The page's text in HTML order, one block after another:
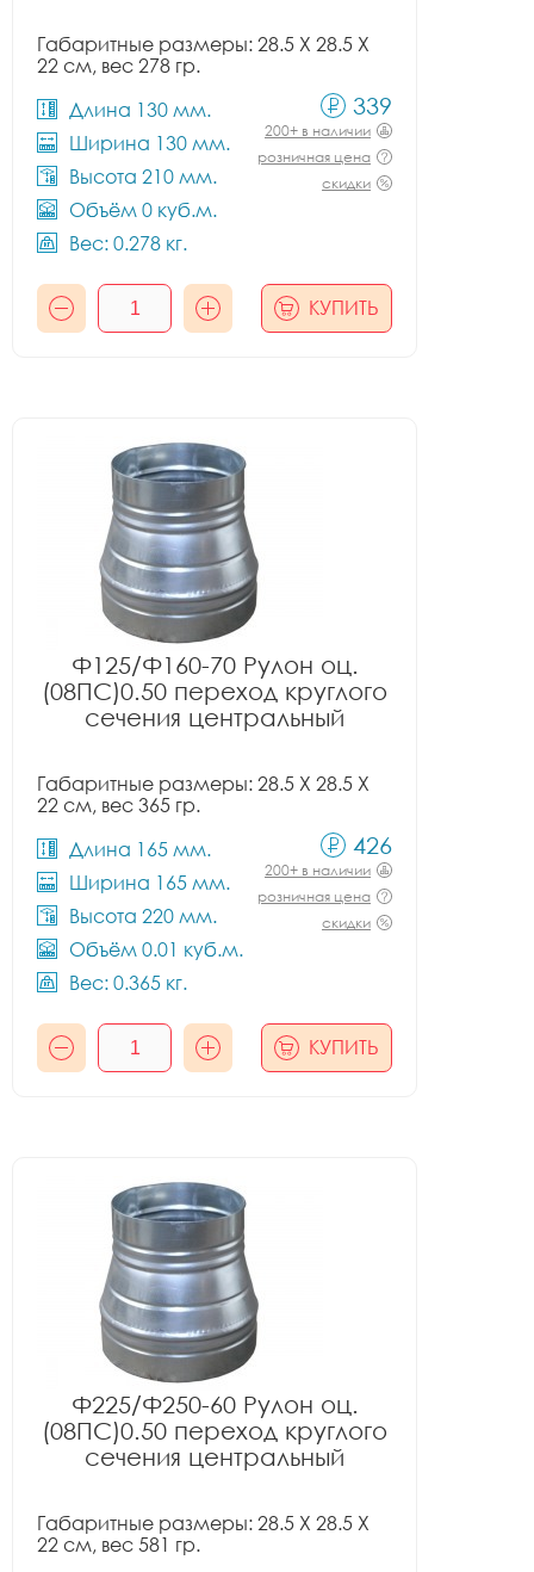
Габаритные размеры: 28.5 X 28.5 X
22 см, вес 278 гр.
Длина 130 мм.
Ширина 130 мм.
Высота 210 мм.
Объём 0 куб.м.
Вес: 0.278 кг.
339
200+ в наличии
розничная цена
скидки
КУПИТЬ
Ф125/Ф160-70 Рулон оц.
(08ПС)0.50 переход круглого
сечения центральный
Габаритные размеры: 28.5 X 28.5 X
22 см, вес 365 гр.
Длина 165 мм.
Ширина 165 мм.
Высота 220 мм.
Объём 0.01 куб.м.
Вес: 0.365 кг.
426
200+ в наличии
розничная цена
скидки
КУПИТЬ
Ф225/Ф250-60 Рулон оц.
(08ПС)0.50 переход круглого
сечения центральный
Габаритные размеры: 28.5 X 28.5 X
22 см, вес 581 гр.